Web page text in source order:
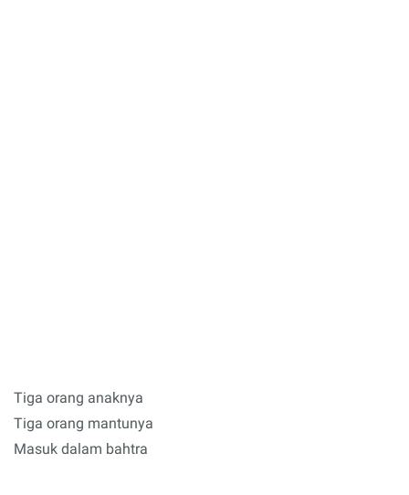
Tiga orang anaknya
Tiga orang mantunya
Masuk dalam bahtra